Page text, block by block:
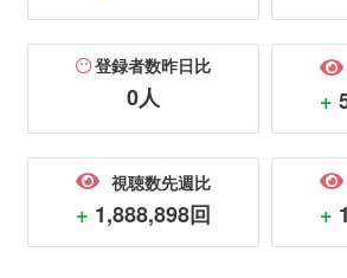
登録者数昨日比
0人 +
視聴数先週比
+ 1,888,898回 +